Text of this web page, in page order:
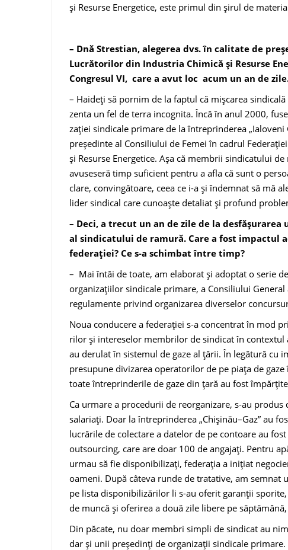
şi Resurse Energetice, este primul din şirul de
– Dnă Strestian, alegerea dvs. în calitate de
Lucrătorilor din Industria Chimică şi Resurse
Congresul VI, care a avut loc acum un an de
– Haideţi să pornim de la faptul că mişcarea
zenta un fel de terra incognita. Încă în anul 2000,
zaţiei sindicale primare de la în­treprinderea
preşedinte al Consiliului de Femei în cadrul
şi Resurse Energetice. Aşa că mem­brii sindicatului
avuseseră timp suficient pentru a afla că sunt o
clare, convingă­toare, ceea ce i-a şi îndemnat să mă
lider sindical care cu­noaşte detaliat și profund
– Deci, a trecut un an de zile de la
al sindicatului de ramură. Care a fost impac­tul
federa­ţiei? Ce s-a schimbat între timp?
– Mai întâi de toate, am elaborat şi adoptat o serie
organizaţiilor sindicale primare, a Consiliului
regula­mente privind organizarea diverse­lor
Noua conducere a federaţiei s-a concentrat în mod
rilor şi intereselor membrilor de sindicat în contextul
au derulat în sistemul de gaze al ţării. În legătură cu
presupune divizarea operatorilor de pe piaţa de
toate întreprinderile de gaze din ţară au fost
Ca urmare a procedurii de re­organizare, s-au
salariați. Doar la întreprinderea „Chişinău–Gaz” au
lucrările de colectare a datelor de pe contoare au
ou­tsourcing, care are doar 100 de an­gajaţi. Pentru
urmau să fie disponibilizaţi, federaţia a iniţiat
oameni. După câteva runde de tratative, am sem­nat
pe lista disponibili­zărilor li s-au oferit garanţii
de muncă și oferirea a două zile libere pe
Din păcate, nu doar membri simpli de sindicat au
dar și unii preşedinţi de organizaţii sindicale